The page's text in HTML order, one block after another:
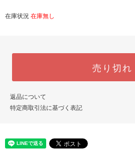
在庫状況 在庫無し
売り切れ
返品について
特定商取引法に基づく表記